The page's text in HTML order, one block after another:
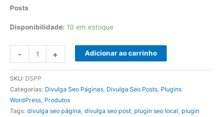
Posts
Disponibilidade: 10 em estoque
-
WP
Páginas
e
Posts
quantidade
+ Adicionar ao carrinho
SKU: DSPP
Categorias: Divulga Seo Páginas Divulga Seo Posts Plugins
WordPress Produtos
Tags: divulga seo página divulga seo post plugin seo local plugin